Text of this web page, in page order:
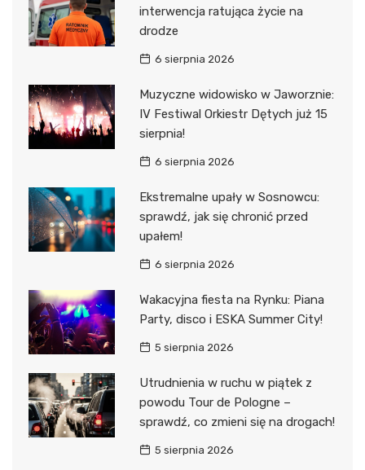
interwencja ratująca życie na
drodze
6 sierpnia 2026
Muzyczne widowisko w Jaworznie:
IV Festiwal Orkiestr Dętych już 15
sierpnia!
6 sierpnia 2026
Ekstremalne upały w Sosnowcu:
sprawdź, jak się chronić przed
upałem!
6 sierpnia 2026
Wakacyjna fiesta na Rynku: Piana
Party, disco i ESKA Summer City!
5 sierpnia 2026
Utrudnienia w ruchu w piątek z
powodu Tour de Pologne –
sprawdź, co zmieni się na drogach!
5 sierpnia 2026